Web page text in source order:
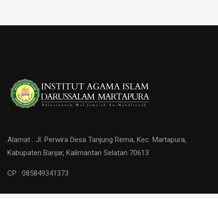
Alamat : Jl. Perwira Desa Tanjung Rema, Kec. Martapura,
Kabupaten Banjar, Kalimantan Selatan 70613
CP : 085849341373